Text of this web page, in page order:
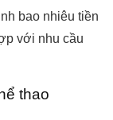
bao nhiêu tiền
với nhu cầu
thao